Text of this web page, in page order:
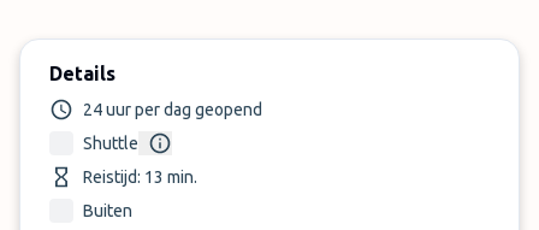
Details
24 uur per dag geopend
Shuttle
Reistijd: 13 min.
Buiten